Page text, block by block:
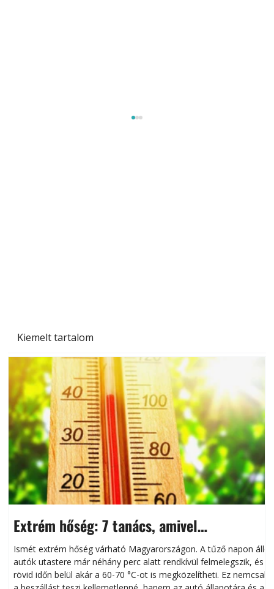
Kiemelt tartalom
Extrém hőség: 7 tanács, amivel
megóvhatjuk autónkat a nyári károktól
Ismét extrém hőség várható Magyarországon. A tűző napon álló
autók utastere már néhány perc alatt rendkívül felmelegszik, és
rövid időn belül akár a 60-70 °C-ot is megközelítheti. Ez nemcsak